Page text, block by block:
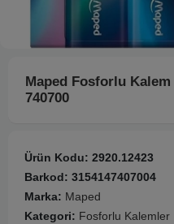
Maped Fosforlu
740700
Ürün Kodu: 2920.12423
Barkod: 3154147407004
Marka: Maped
Kategori: Fosforlu Kalemler